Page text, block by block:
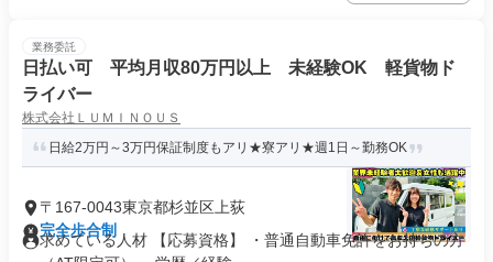
業務委託
日払い可 平均月収80万円以上 未経験OK 軽貨物ド
ライバー
株式会社ＬＵＭＩＮＯＵＳ
日給2万円～3万円保証制度もアリ★寮アリ★週1日～勤務OK
〒167-0043東京都杉並区上荻
完全歩合制
求めている人材 【応募資格】 ・普通自動車免許をお持ちの方